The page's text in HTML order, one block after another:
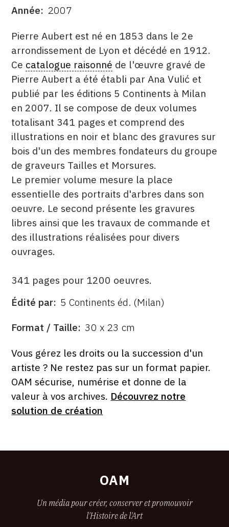
CGU
CGV
SUIVEZ-NOUS
INSTAGRAM
FACEBOOK
TWITTER
PINTEREST
DATE
Année 2007
DESCRITPTION
Pierre Aubert est né en 1853 dans le 2e
arrondissement de Lyon et décédé en 1912.
Ce catalogue raisonné de l'œuvre gravé de
Pierre Aubert a été établi par Ana Vulić et
publié par les éditions 5 Continents à Milan
en 2007. Il se compose de deux volumes
totalisant 341 pages et comprend des
illustrations en noir et blanc des gravures sur
bois d'un des membres fondateurs du groupe
de graveurs Tailles et Morsures.
Le premier volume mesure la place
essentielle des portraits d'arbres dans son
oeuvre. Le second présente les gravures
libres ainsi que les travaux de commande et
des illustrations réalisées pour divers
ouvrages.
341 pages pour 1200 oeuvres.
ÉDITÉ
Édité par 5 Continents éd. (Milan)
FORMAT
Format / Taille 30 x 23 cm
ÉTAT
Vous gérez les droits ou la succession d'un
artiste ? Ne restez pas sur un format papier.
OAM sécurise, numérise et donne de la
valeur à vos archives. Découvrez notre
solution de création
OAM
Un média pour créer, conserver et promouvoir
l'Histoire de l'Art